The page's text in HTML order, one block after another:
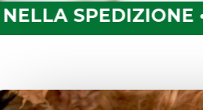
OMAGGI INCLUSI